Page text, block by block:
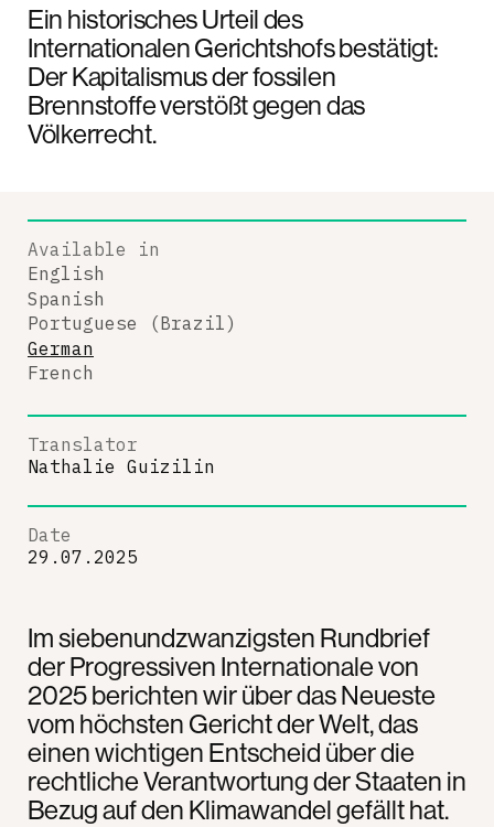
Ein historisches Urteil des
Internationalen Gerichtshofs bestätigt:
Der Kapitalismus der fossilen
Brennstoffe verstößt gegen das
Völkerrecht.
Im siebenundzwanzigsten Rundbrief
der Progressiven Internationale von
2025 berichten wir über das Neueste
vom höchsten Gericht der Welt, das
einen wichtigen Entscheid über die
rechtliche Verantwortung der Staaten in
Bezug auf den Klimawandel gefällt hat.
Available in
English
Spanish
Portuguese (Brazil)
German
French
Translator
Nathalie Guizilin
Date
29.07.2025